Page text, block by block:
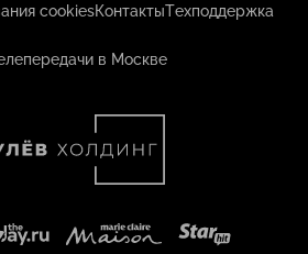
cookiesКонтактыТехподдержка
в Москве